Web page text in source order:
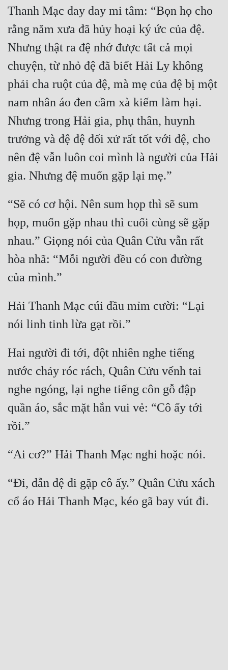
Thanh Mạc day day mi tâm: “Bọn họ cho
rằng năm xưa đã hủy hoại ký ức của đệ.
Nhưng thật ra đệ nhớ được tất cả mọi
chuyện, từ nhỏ đệ đã biết Hải Ly không
phải cha ruột của đệ, mà mẹ của đệ bị một
nam nhân áo đen cầm xà kiếm làm hại.
Nhưng trong Hải gia, phụ thân, huynh
trưởng và đệ đệ đối xử rất tốt với đệ, cho
nên đệ vẫn luôn coi mình là người của Hải
“Sẽ có cơ hội. Nên sum họp thì sẽ sum
họp, muốn gặp nhau thì cuối cùng sẽ gặp
nhau.” Giọng nói của Quân Cửu vẫn rất
hòa nhã: “Mỗi người đều có con đường
Hải Thanh Mạc cúi đầu mỉm cười: “Lại
Hai người đi tới, đột nhiên nghe tiếng
nước chảy róc rách, Quân Cửu vểnh tai
nghe ngóng, lại nghe tiếng côn gỗ đập
quần áo, sắc mặt hắn vui vẻ: “Cô ấy tới
“Đi, dẫn đệ đi gặp cô ấy.” Quân Cửu xách